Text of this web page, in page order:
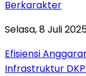
Berkarakter
Selasa, 8 Juli
Efisiensi
Infrastruktur